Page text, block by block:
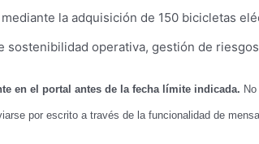
la adquisición de 150 bicicletas
sostenibilidad operativa, gestión de
en el portal antes de la fecha límite indicada.
por escrito a través de la funcionalidad de